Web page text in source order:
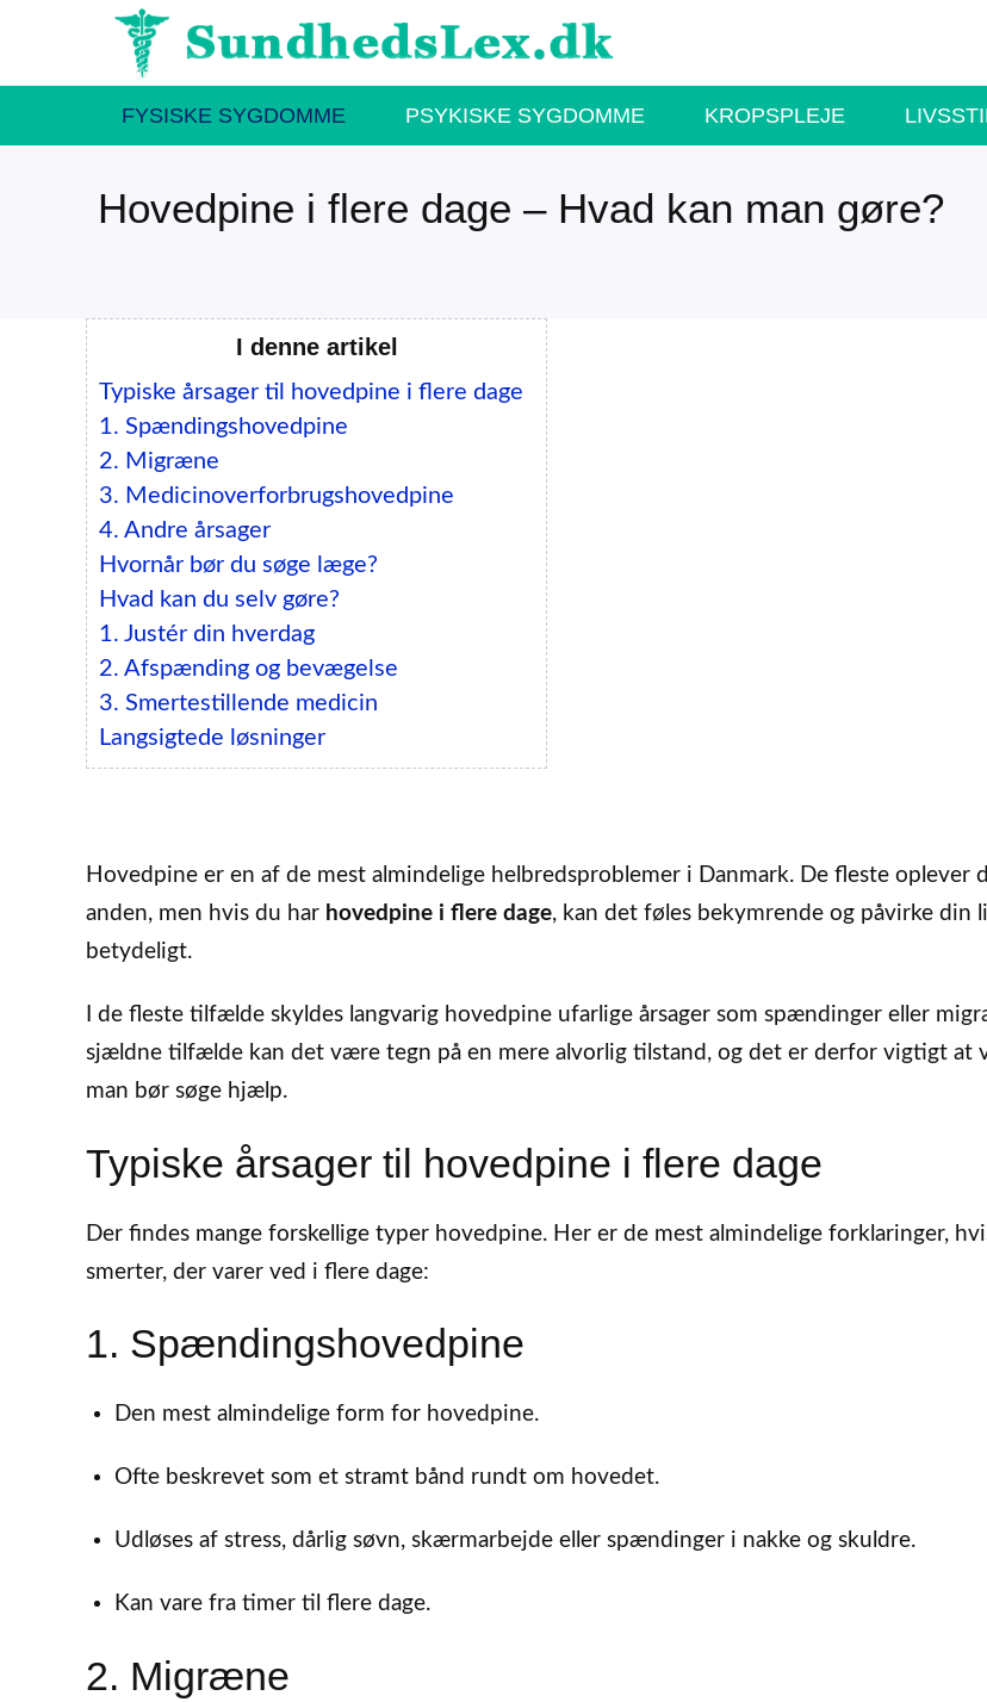
indhold
FYSISKE SYGDOMME PSYKISKE SYGDOMME KROPSPLEJE
Hovedpine i flere dage – Hvad kan man gøre?
I denne artikel
Typiske årsager til hovedpine i flere dage
1. Spændingshovedpine
2. Migræne
3. Medicinoverforbrugshovedpine
4. Andre årsager
Hvornår bør du søge læge?
Hvad kan du selv gøre?
1. Justér din hverdag
2. Afspænding og bevægelse
3. Smertestillende medicin
Langsigtede løsninger
Hovedpine er en af de mest almindelige helbredsproblemer i Danmark. De fleste oplever
anden, men hvis du har hovedpine i flere dage, kan det føles bekymrende og påvirke din
betydeligt.
I de fleste tilfælde skyldes langvarig hovedpine ufarlige årsager som spændinger eller
sjældne tilfælde kan det være tegn på en mere alvorlig tilstand, og det er derfor vigtigt at
man bør søge hjælp.
Typiske årsager til hovedpine i flere dage
Der findes mange forskellige typer hovedpine. Her er de mest almindelige forklaringer,
smerter, der varer ved i flere dage:
1. Spændingshovedpine
Den mest almindelige form for hovedpine.
Ofte beskrevet som et stramt bånd rundt om hovedet.
Udløses af stress, dårlig søvn, skærmarbejde eller spændinger i nakke og skuldre.
Kan vare fra timer til flere dage.
2. Migræne